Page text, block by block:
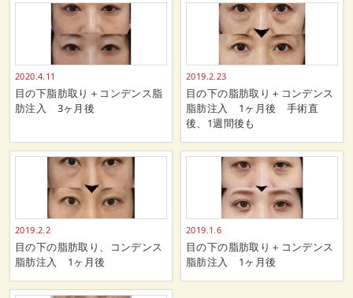
2020.4.11
目の下脂肪取り＋コンデンス脂
肪注入 3ヶ月後
2019.2.23
目の下の脂肪取り＋コンデンス
脂肪注入 1ヶ月後 手術直
後、1週間後も
2019.2.2
目の下の脂肪取り、コンデンス
脂肪注入 1ヶ月後
2019.1.6
目の下の脂肪取り＋コンデンス
脂肪注入 1ヶ月後